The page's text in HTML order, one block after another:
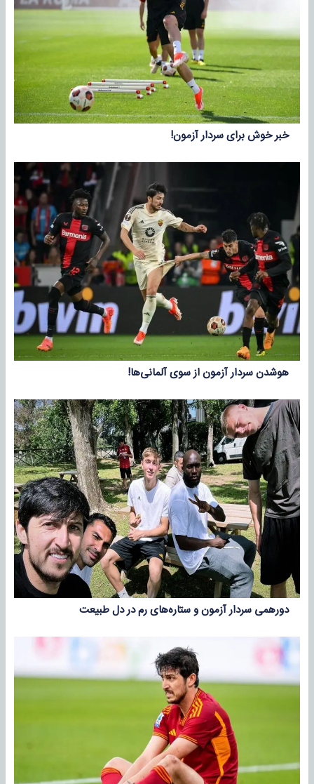
خبر خوش برای سردار آزمون!
هوشدن سردار آزمون از سوی آلمانی‌ها!
دورهمی سردار آزمون و ستاره‌های رم در دل طبیعت